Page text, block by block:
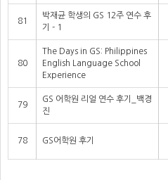
81
박재균 학생의 GS 12주 연수 후
기 - 1
80
The Days in GS: Philippines
English Language School
Experience
79
GS 어학원 리얼 연수 후기_백경
진
78 GS어학원 후기